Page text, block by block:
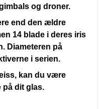
og droner.
end den ældre
14 blade i deres iris
Diameteren på
i serien.
kan du være
på dit glas.